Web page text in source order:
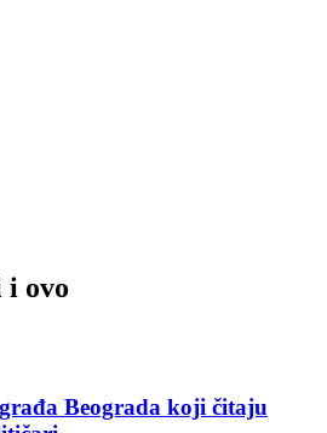
i ovo
Beograda koji čitaju